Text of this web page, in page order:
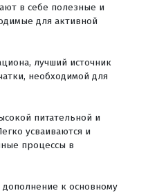
в себе полезные и
для активной
лучший источник
необходимой для
питательной и
усваиваются и
процессы в
к основному